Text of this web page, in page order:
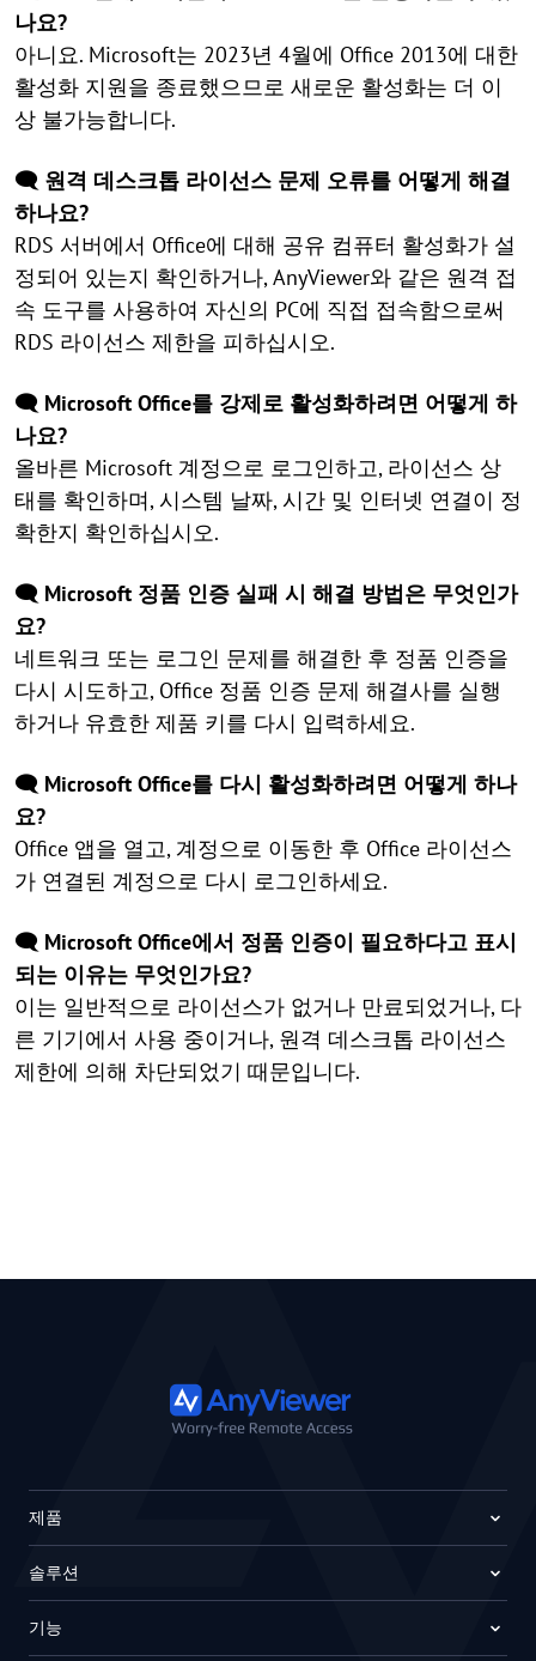
나요?
아니요. Microsoft는 2023년 4월에 Office 2013에 대한
활성화 지원을 종료했으므로 새로운 활성화는 더 이
상 불가능합니다.
🗨️ 원격 데스크톱 라이선스 문제 오류를 어떻게 해결
하나요?
RDS 서버에서 Office에 대해 공유 컴퓨터 활성화가 설
정되어 있는지 확인하거나, AnyViewer와 같은 원격 접
속 도구를 사용하여 자신의 PC에 직접 접속함으로써
RDS 라이선스 제한을 피하십시오.
🗨️ Microsoft Office를 강제로 활성화하려면 어떻게 하
나요?
올바른 Microsoft 계정으로 로그인하고, 라이선스 상
태를 확인하며, 시스템 날짜, 시간 및 인터넷 연결이 정
확한지 확인하십시오.
🗨️ Microsoft 정품 인증 실패 시 해결 방법은 무엇인가
요?
네트워크 또는 로그인 문제를 해결한 후 정품 인증을
다시 시도하고, Office 정품 인증 문제 해결사를 실행
하거나 유효한 제품 키를 다시 입력하세요.
🗨️ Microsoft Office를 다시 활성화하려면 어떻게 하나
요?
Office 앱을 열고, 계정으로 이동한 후 Office 라이선스
가 연결된 계정으로 다시 로그인하세요.
🗨️ Microsoft Office에서 정품 인증이 필요하다고 표시
되는 이유는 무엇인가요?
이는 일반적으로 라이선스가 없거나 만료되었거나, 다
른 기기에서 사용 중이거나, 원격 데스크톱 라이선스
제한에 의해 차단되었기 때문입니다.
제품
솔루션
기능